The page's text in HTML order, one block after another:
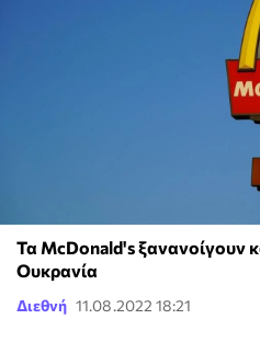
Τα McDonald's ξανανοίγουν
Ουκρανία
Διεθνή 11.08.2022 18:21